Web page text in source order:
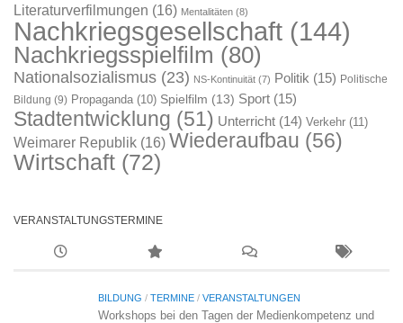
Literaturverfilmungen (16) Mentalitäten (8)
Nachkriegsgesellschaft (144)
Nachkriegsspielfilm (80)
Nationalsozialismus (23) NS-Kontinuität (7) Politik (15) Politische
Bildung (9) Propaganda (10) Spielfilm (13) Sport (15)
Stadtentwicklung (51) Unterricht (14) Verkehr (11)
Weimarer Republik (16) Wiederaufbau (56)
Wirtschaft (72)
VERANSTALTUNGSTERMINE
BILDUNG / TERMINE / VERANSTALTUNGEN
Workshops bei den Tagen der Medienkompetenz und